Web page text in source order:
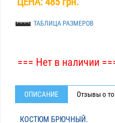
ТАБЛИЦА РАЗМЕРОВ
=== Нет в наличии
ОПИСАНИЕ Отзывы о
КОСТЮМ БРЮЧНЫЙ.